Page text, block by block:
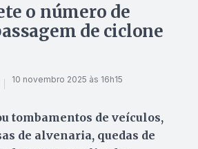
o número de
de ciclone
10 novembro 2025 às 16h15
tombamentos de veículos,
de alvenaria, quedas de